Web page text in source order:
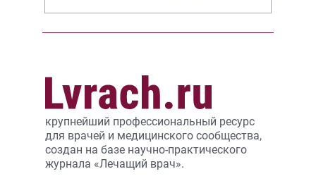
крупнейший профессиональный ресурс
для врачей и медицинского сообщества,
создан на базе научно-практического
журнала «Лечащий врач».